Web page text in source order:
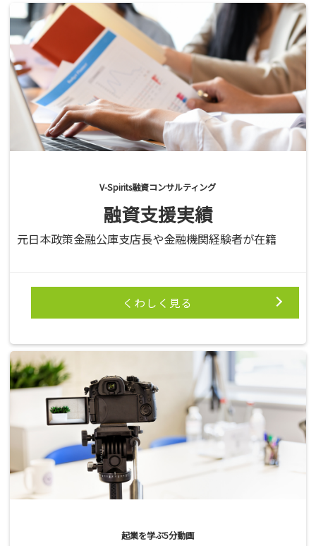
V-Spirits融資コンサルティング
融資支援実績
元日本政策金融公庫支店長や金融機関経験者が在籍
くわしく見る
起業を学ぶ5分動画